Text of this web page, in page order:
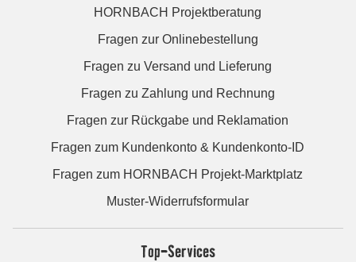
HORNBACH Projektberatung
Fragen zur Onlinebestellung
Fragen zu Versand und Lieferung
Fragen zu Zahlung und Rechnung
Fragen zur Rückgabe und Reklamation
Fragen zum Kundenkonto & Kundenkonto-ID
Fragen zum HORNBACH Projekt-Marktplatz
Muster-Widerrufsformular
Top-Services